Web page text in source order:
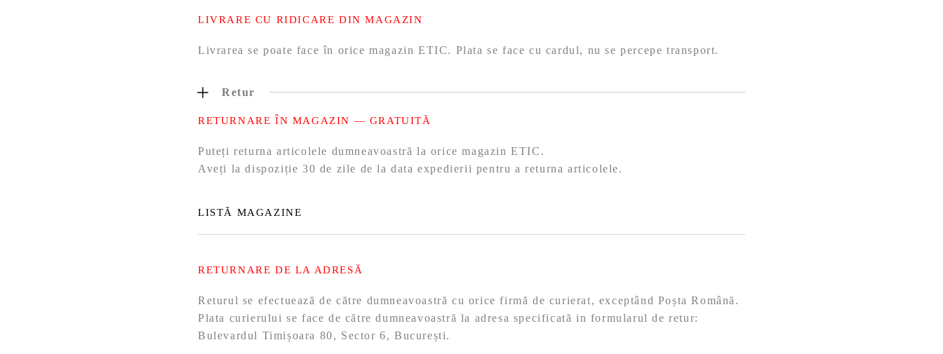
LIVRARE CU RIDICARE DIN MAGAZIN
Livrarea se poate face în orice magazin ETIC. Plata se face cu cardul, nu se percepe transport.
Retur
RETURNARE ÎN MAGAZIN — GRATUITĂ
Puteți returna articolele dumneavoastră la orice magazin ETIC.
Aveți la dispoziție 30 de zile de la data expedierii pentru a returna articolele.
LISTĂ MAGAZINE
RETURNARE DE LA ADRESĂ
Returul se efectuează de către dumneavoastră cu orice firmă de curierat, exceptând Poșta Română.
Plata curierului se face de către dumneavoastră la adresa specificată in formularul de retur:
Bulevardul Timișoara 80, Sector 6, București.